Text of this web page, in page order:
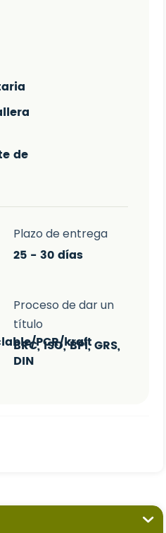
de
Plazo de entrega
25 - 30 días
PCR/kraft
Proceso de dar un
título
BRC, ISO, BPI, GRS,
DIN